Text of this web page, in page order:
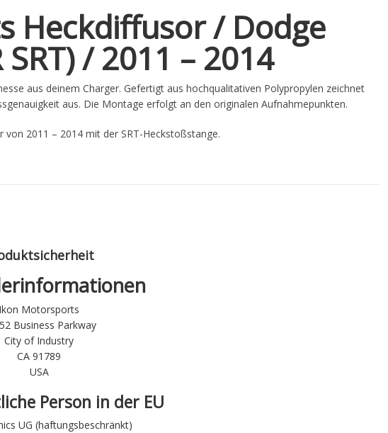
Heckdiffusor / Dodge
/ 2011 – 2014
aus deinem Charger. Gefertigt aus hochqualitativen Polypropylen zeichnet
aus. Die Montage erfolgt an den originalen Aufnahmepunkten.
von 2011 – 2014 mit der SRT-Heckstoßstange.
Ikon Motorsports
Business Parkway
City of Industry
CA 91789
USA
Person in der EU
UG (haftungsbeschränkt)